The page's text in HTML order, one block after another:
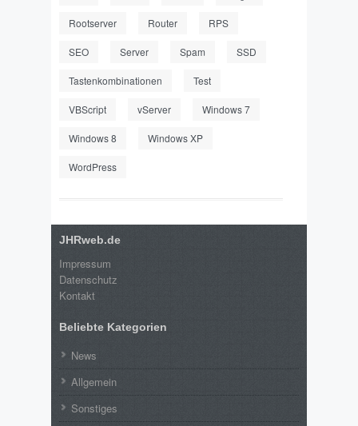
Rootserver Router RPS
SEO Server Spam SSD
Tastenkombinationen Test
VBScript vServer Windows 7
Windows 8 Windows XP
WordPress
JHRweb.de
Impressum
Datenschutz
Kontakt
Beliebte Kategorien
News
Allgemein
Sonstiges